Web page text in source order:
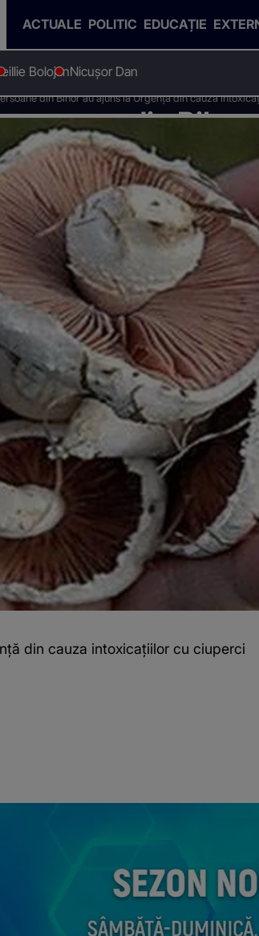
ACTUALE POLITIC EDUCAȚIE
Ilie BolojanNicușor Dan
din Bihor au ajuns la Urgență din cauza
din
cu ciuperci
din cauza intoxicațiilor cu ciuperci